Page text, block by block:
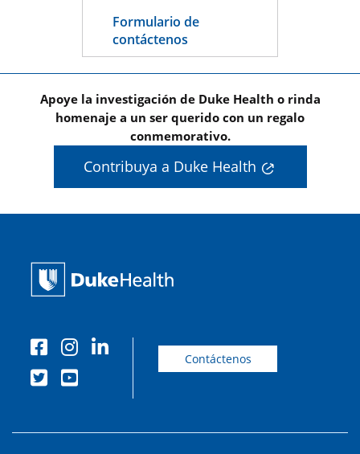
Formulario de
contáctenos
Apoye la investigación de Duke Health o rinda
homenaje a un ser querido con un regalo
conmemorativo.
Contribuya a Duke Health
Contáctenos